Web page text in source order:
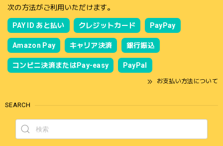
次の方法がご利用いただけます。
PAY ID あと払い クレジットカード PayPay
Amazon Pay キャリア決済 銀行振込
コンビニ決済またはPay-easy PayPal
お支払い方法について
SEARCH